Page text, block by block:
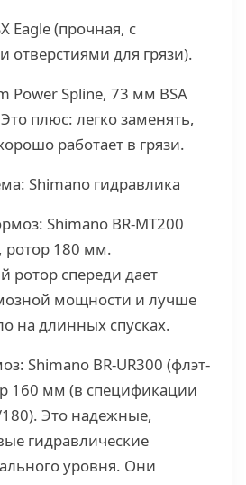
Eagle (прочная, с
для грязи).
Power Spline, 73 мм BSA
плюс: легко заменять,
работает в грязи.
Shimano гидравлика
Shimano BR-MT200
ротор 180 мм.
ротор спереди дает
мощности и лучше
на длинных спусках.
Shimano BR-UR300 (флэт-
160 мм (в спецификации
Это надежные,
гидравлические
уровня. Они